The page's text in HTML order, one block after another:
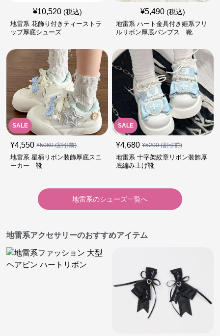
¥10,520 (税込)
地雷系 花飾り付きティーストラ
ップ厚底シューズ
¥5,490 (税込)
地雷系 ハート金具付き姫系フリ
ルリボン厚底パンプス 靴
SALE
¥4,550 ¥5060(割引前)
地雷系 星柄リボン装飾厚底スニ
ーカー 靴
SALE
¥4,680 ¥5200(割引前)
地雷系 十字架紋章リボン装飾厚
底編み上げ靴
地雷系のシューズ一覧へ
地雷系アクセサリーのおすすめアイテム